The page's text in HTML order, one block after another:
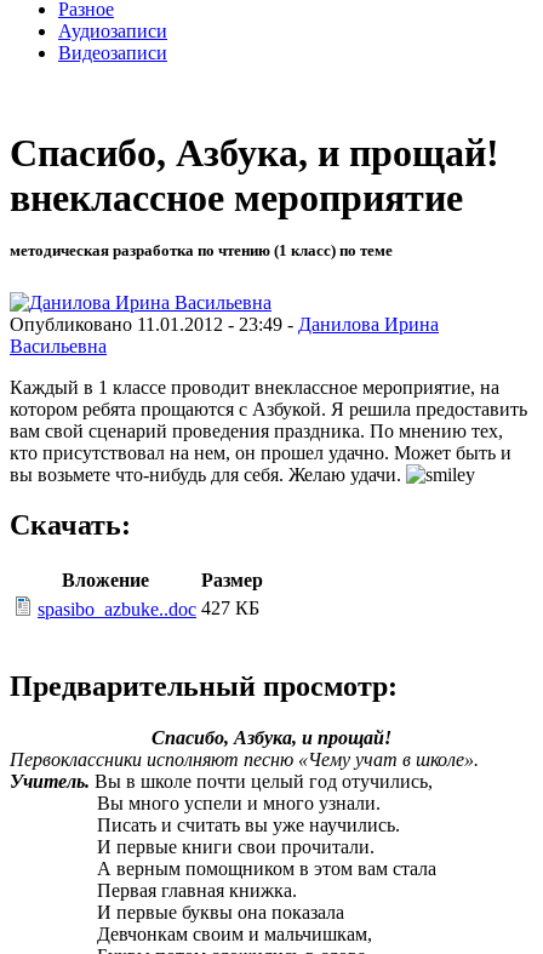
Разное
Аудиозаписи
Видеозаписи
Спасибо, Азбука, и прощай!
внеклассное мероприятие
методическая разработка по чтению (1 класс) по теме
Опубликовано 11.01.2012 - 23:49 - Данилова Ирина
Васильевна
Каждый в 1 классе проводит внеклассное мероприятие, на
котором ребята прощаются с Азбукой. Я решила предоставить
вам свой сценарий проведения праздника. По мнению тех,
кто присутствовал на нем, он прошел удачно. Может быть и
вы возьмете что-нибудь для себя. Желаю удачи.
Скачать:
Вложение
Размер
spasibo_azbuke..doc 427 КБ
Предварительный просмотр:
Спасибо, Азбука, и прощай!
Первоклассники исполняют песню «Чему учат в школе».
Учитель. Вы в школе почти целый год отучились,
Вы много успели и много узнали.
Писать и считать вы уже научились.
И первые книги свои прочитали.
А верным помощником в этом вам стала
Первая главная книжка.
И первые буквы она показала
Девчонкам своим и мальчишкам,